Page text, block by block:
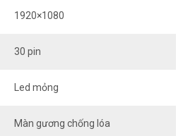
1920×1080
30 pin
Led mỏng
Màn gương chống lóa